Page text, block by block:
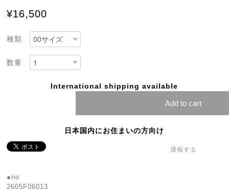
¥16,500
種類
数量
International shipping available
Add to cart
日本国内にお住まいの方向け
通報する
●no
2605F06013